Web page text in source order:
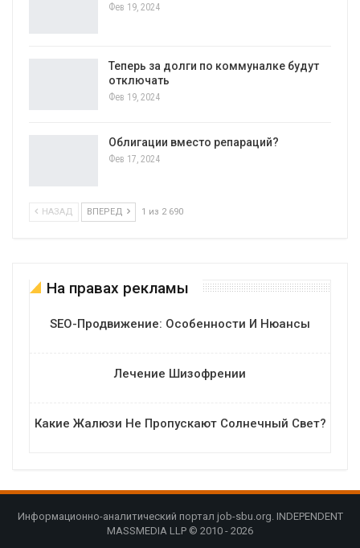
Фев 19, 2024
Теперь за долги по коммуналке будут
отключать
Фев 19, 2024
Облигации вместо репараций?
Фев 17, 2024
НАЗАД ВПЕРЕД 1 из 2 690
На правах рекламы
SEO-Продвижение: Особенности И Нюансы
Лечение Шизофрении
Какие Жалюзи Не Пропускают Солнечный Свет?
Информационно-аналитический портал job-sbu.org. INDEPENDENT
MASSMEDIA LLP © 2010 - 2026